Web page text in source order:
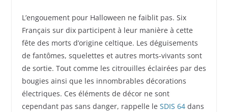
L’engouement pour Halloween ne faiblit pas. Six
Français sur dix participent à leur manière à cette
fête des morts d’origine celtique. Les déguisements
de fantômes, squelettes et autres morts-vivants sont
de sortie. Tout comme les citrouilles éclairées par des
bougies ainsi que les innombrables décorations
électriques. Ces éléments de décor ne sont
cependant pas sans danger, rappelle le SDIS 64dans